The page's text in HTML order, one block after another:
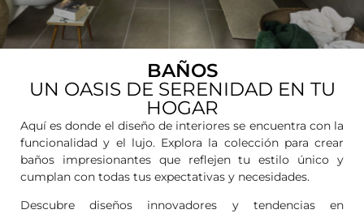
BAÑOS
UN OASIS DE SERENIDAD EN TU
HOGAR
Aquí es donde el diseño de interiores se encuentra con la
funcionalidad y el lujo. Explora la colección para crear
baños impresionantes que reflejen tu estilo único y
cumplan con todas tus expectativas y necesidades.
Descubre diseños innovadores y tendencias en